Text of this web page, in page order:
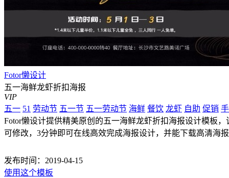
Fotor懒设计
五一海鲜龙虾折扣海报
VIP
五一 51 劳动节 五一节 五一劳动节 海鲜 餐饮 龙虾 自助 促销
Fotor懒设计提供精美原创的五一海鲜龙虾折扣海报设计模板
可修改，3分钟即可在线高效完成海报设计，并能下载高清海
发布时间：2019-04-15
使用这个模板